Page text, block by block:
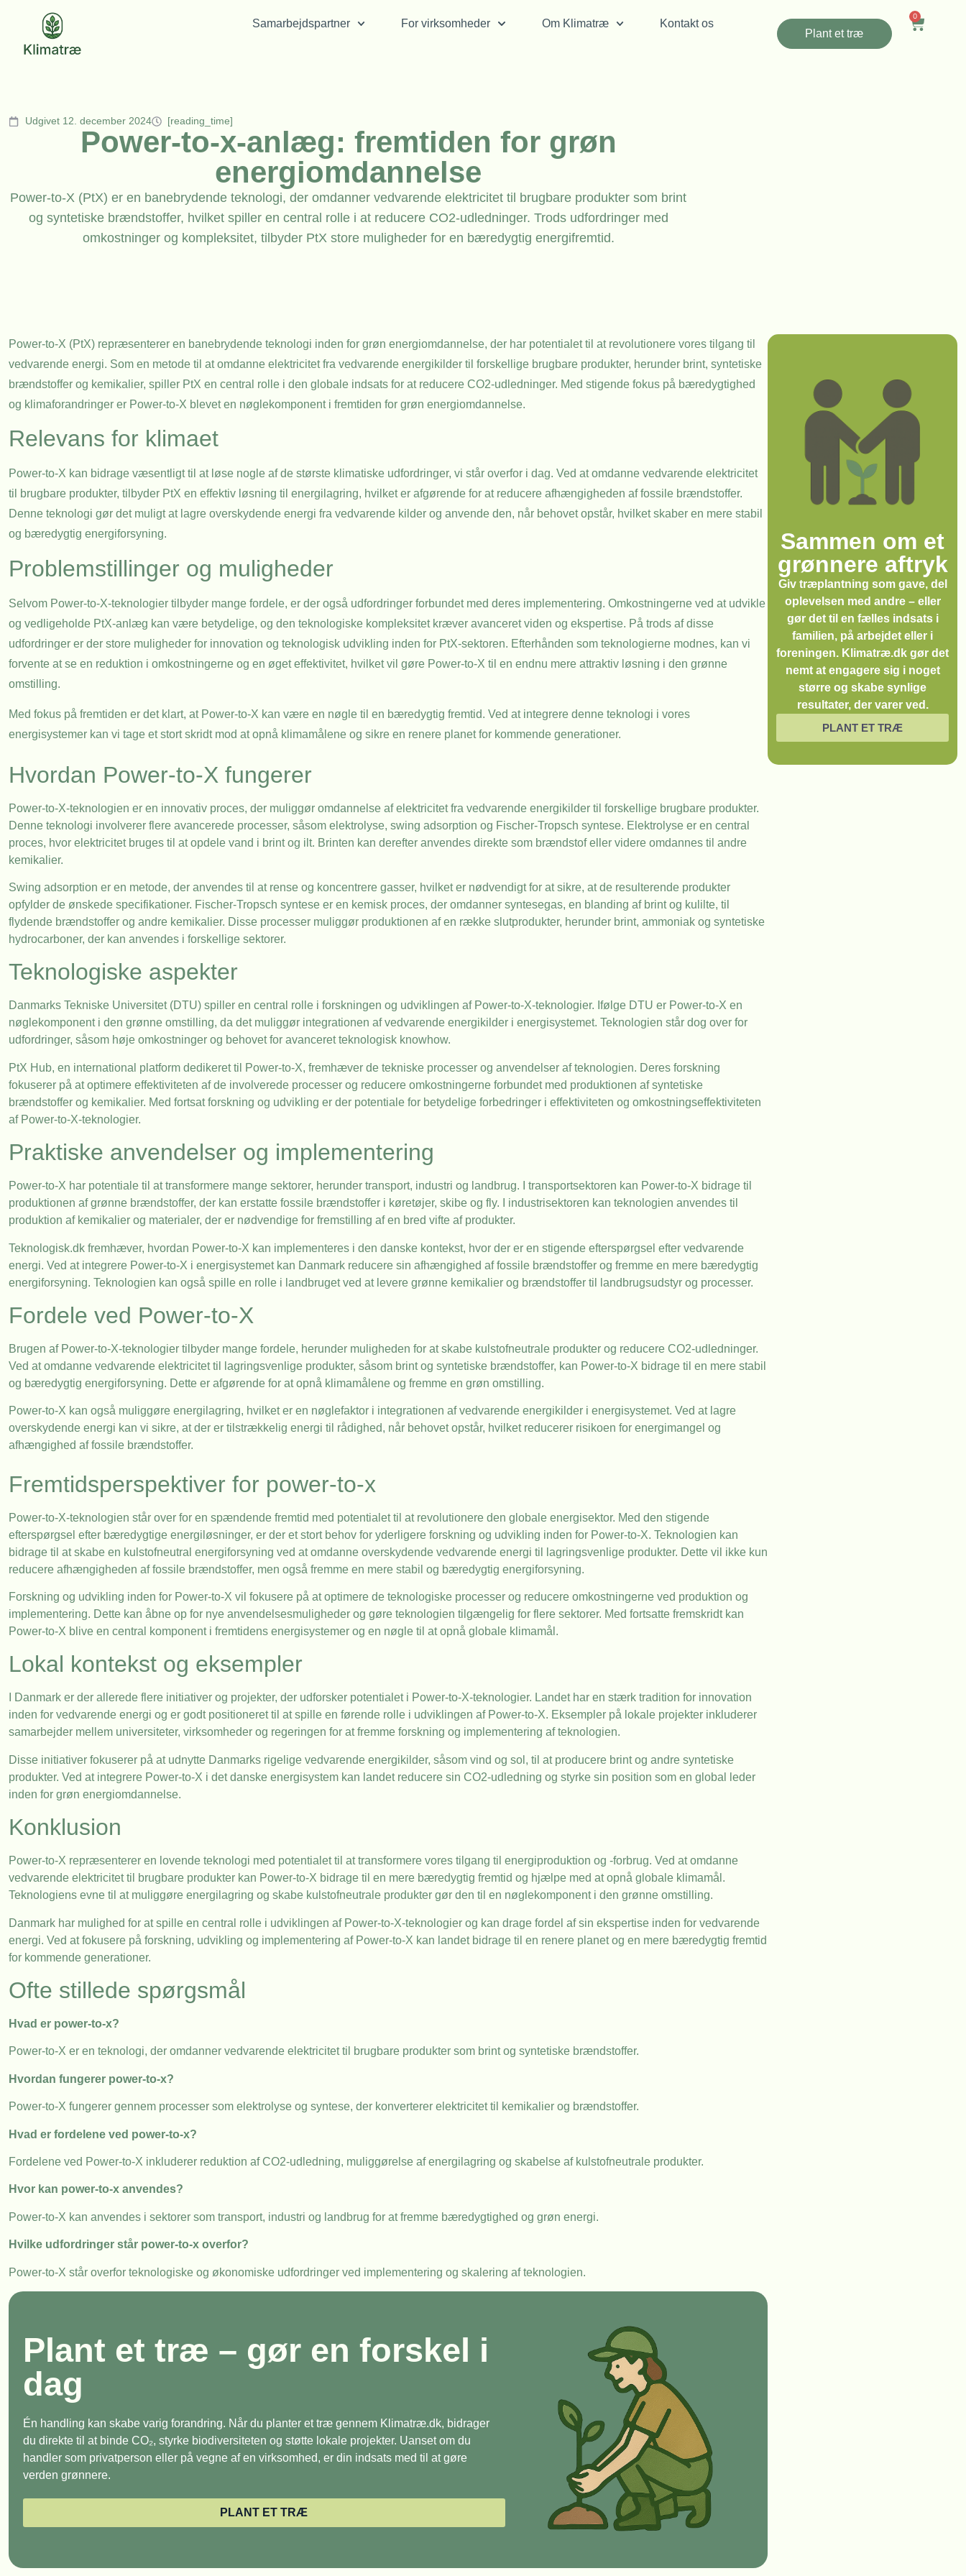
Samarbejdspartner For virksomheder Om Klimatræ
Kontakt os
Plant et træ
0
Udgivet 12. december 2024 [reading_time]
Power-to-x-anlæg: fremtiden for grøn
energiomdannelse
Power-to-X (PtX) er en banebrydende teknologi, der omdanner vedvarende elektricitet til brugbare produkter som brint
og syntetiske brændstoffer, hvilket spiller en central rolle i at reducere CO2-udledninger. Trods udfordringer med
omkostninger og kompleksitet, tilbyder PtX store muligheder for en bæredygtig energifremtid.
Power-to-X (PtX) repræsenterer en banebrydende teknologi inden for grøn energiomdannelse, der har potentialet til at revolutionere vores tilgang til
vedvarende energi. Som en metode til at omdanne elektricitet fra vedvarende energikilder til forskellige brugbare produkter, herunder brint, syntetiske
brændstoffer og kemikalier, spiller PtX en central rolle i den globale indsats for at reducere CO2-udledninger. Med stigende fokus på bæredygtighed
og klimaforandringer er Power-to-X blevet en nøglekomponent i fremtiden for grøn energiomdannelse.
Relevans for klimaet
Power-to-X kan bidrage væsentligt til at løse nogle af de største klimatiske udfordringer, vi står overfor i dag. Ved at omdanne vedvarende elektricitet
til brugbare produkter, tilbyder PtX en effektiv løsning til energilagring, hvilket er afgørende for at reducere afhængigheden af fossile brændstoffer.
Denne teknologi gør det muligt at lagre overskydende energi fra vedvarende kilder og anvende den, når behovet opstår, hvilket skaber en mere stabil
og bæredygtig energiforsyning.
Problemstillinger og muligheder
Selvom Power-to-X-teknologier tilbyder mange fordele, er der også udfordringer forbundet med deres implementering. Omkostningerne ved at udvikle
og vedligeholde PtX-anlæg kan være betydelige, og den teknologiske kompleksitet kræver avanceret viden og ekspertise. På trods af disse
udfordringer er der store muligheder for innovation og teknologisk udvikling inden for PtX-sektoren. Efterhånden som teknologierne modnes, kan vi
forvente at se en reduktion i omkostningerne og en øget effektivitet, hvilket vil gøre Power-to-X til en endnu mere attraktiv løsning i den grønne
omstilling.
Med fokus på fremtiden er det klart, at Power-to-X kan være en nøgle til en bæredygtig fremtid. Ved at integrere denne teknologi i vores
energisystemer kan vi tage et stort skridt mod at opnå klimamålene og sikre en renere planet for kommende generationer.
Hvordan Power-to-X fungerer
Power-to-X-teknologien er en innovativ proces, der muliggør omdannelse af elektricitet fra vedvarende energikilder til forskellige brugbare produkter.
Denne teknologi involverer flere avancerede processer, såsom elektrolyse, swing adsorption og Fischer-Tropsch syntese. Elektrolyse er en central
proces, hvor elektricitet bruges til at opdele vand i brint og ilt. Brinten kan derefter anvendes direkte som brændstof eller videre omdannes til andre
kemikalier.
Swing adsorption er en metode, der anvendes til at rense og koncentrere gasser, hvilket er nødvendigt for at sikre, at de resulterende produkter
opfylder de ønskede specifikationer. Fischer-Tropsch syntese er en kemisk proces, der omdanner syntesegas, en blanding af brint og kulilte, til
flydende brændstoffer og andre kemikalier. Disse processer muliggør produktionen af en række slutprodukter, herunder brint, ammoniak og syntetiske
hydrocarboner, der kan anvendes i forskellige sektorer.
Teknologiske aspekter
Danmarks Tekniske Universitet (DTU) spiller en central rolle i forskningen og udviklingen af Power-to-X-teknologier. Ifølge DTU er Power-to-X en
nøglekomponent i den grønne omstilling, da det muliggør integrationen af vedvarende energikilder i energisystemet. Teknologien står dog over for
udfordringer, såsom høje omkostninger og behovet for avanceret teknologisk knowhow.
PtX Hub, en international platform dedikeret til Power-to-X, fremhæver de tekniske processer og anvendelser af teknologien. Deres forskning
fokuserer på at optimere effektiviteten af de involverede processer og reducere omkostningerne forbundet med produktionen af syntetiske
brændstoffer og kemikalier. Med fortsat forskning og udvikling er der potentiale for betydelige forbedringer i effektiviteten og omkostningseffektiviteten
af Power-to-X-teknologier.
Praktiske anvendelser og implementering
Power-to-X har potentiale til at transformere mange sektorer, herunder transport, industri og landbrug. I transportsektoren kan Power-to-X bidrage til
produktionen af grønne brændstoffer, der kan erstatte fossile brændstoffer i køretøjer, skibe og fly. I industrisektoren kan teknologien anvendes til
produktion af kemikalier og materialer, der er nødvendige for fremstilling af en bred vifte af produkter.
Teknologisk.dk fremhæver, hvordan Power-to-X kan implementeres i den danske kontekst, hvor der er en stigende efterspørgsel efter vedvarende
energi. Ved at integrere Power-to-X i energisystemet kan Danmark reducere sin afhængighed af fossile brændstoffer og fremme en mere bæredygtig
energiforsyning. Teknologien kan også spille en rolle i landbruget ved at levere grønne kemikalier og brændstoffer til landbrugsudstyr og processer.
Fordele ved Power-to-X
Brugen af Power-to-X-teknologier tilbyder mange fordele, herunder muligheden for at skabe kulstofneutrale produkter og reducere CO2-udledninger.
Ved at omdanne vedvarende elektricitet til lagringsvenlige produkter, såsom brint og syntetiske brændstoffer, kan Power-to-X bidrage til en mere stabil
og bæredygtig energiforsyning. Dette er afgørende for at opnå klimamålene og fremme en grøn omstilling.
Power-to-X kan også muliggøre energilagring, hvilket er en nøglefaktor i integrationen af vedvarende energikilder i energisystemet. Ved at lagre
overskydende energi kan vi sikre, at der er tilstrækkelig energi til rådighed, når behovet opstår, hvilket reducerer risikoen for energimangel og
afhængighed af fossile brændstoffer.
Fremtidsperspektiver for power-to-x
Power-to-X-teknologien står over for en spændende fremtid med potentialet til at revolutionere den globale energisektor. Med den stigende
efterspørgsel efter bæredygtige energiløsninger, er der et stort behov for yderligere forskning og udvikling inden for Power-to-X. Teknologien kan
bidrage til at skabe en kulstofneutral energiforsyning ved at omdanne overskydende vedvarende energi til lagringsvenlige produkter. Dette vil ikke kun
reducere afhængigheden af fossile brændstoffer, men også fremme en mere stabil og bæredygtig energiforsyning.
Forskning og udvikling inden for Power-to-X vil fokusere på at optimere de teknologiske processer og reducere omkostningerne ved produktion og
implementering. Dette kan åbne op for nye anvendelsesmuligheder og gøre teknologien tilgængelig for flere sektorer. Med fortsatte fremskridt kan
Power-to-X blive en central komponent i fremtidens energisystemer og en nøgle til at opnå globale klimamål.
Lokal kontekst og eksempler
I Danmark er der allerede flere initiativer og projekter, der udforsker potentialet i Power-to-X-teknologier. Landet har en stærk tradition for innovation
inden for vedvarende energi og er godt positioneret til at spille en førende rolle i udviklingen af Power-to-X. Eksempler på lokale projekter inkluderer
samarbejder mellem universiteter, virksomheder og regeringen for at fremme forskning og implementering af teknologien.
Disse initiativer fokuserer på at udnytte Danmarks rigelige vedvarende energikilder, såsom vind og sol, til at producere brint og andre syntetiske
produkter. Ved at integrere Power-to-X i det danske energisystem kan landet reducere sin CO2-udledning og styrke sin position som en global leder
inden for grøn energiomdannelse.
Konklusion
Power-to-X repræsenterer en lovende teknologi med potentialet til at transformere vores tilgang til energiproduktion og -forbrug. Ved at omdanne
vedvarende elektricitet til brugbare produkter kan Power-to-X bidrage til en mere bæredygtig fremtid og hjælpe med at opnå globale klimamål.
Teknologiens evne til at muliggøre energilagring og skabe kulstofneutrale produkter gør den til en nøglekomponent i den grønne omstilling.
Danmark har mulighed for at spille en central rolle i udviklingen af Power-to-X-teknologier og kan drage fordel af sin ekspertise inden for vedvarende
energi. Ved at fokusere på forskning, udvikling og implementering af Power-to-X kan landet bidrage til en renere planet og en mere bæredygtig fremtid
for kommende generationer.
Ofte stillede spørgsmål
Hvad er power-to-x?
Power-to-X er en teknologi, der omdanner vedvarende elektricitet til brugbare produkter som brint og syntetiske brændstoffer.
Hvordan fungerer power-to-x?
Power-to-X fungerer gennem processer som elektrolyse og syntese, der konverterer elektricitet til kemikalier og brændstoffer.
Hvad er fordelene ved power-to-x?
Fordelene ved Power-to-X inkluderer reduktion af CO2-udledning, muliggørelse af energilagring og skabelse af kulstofneutrale produkter.
Hvor kan power-to-x anvendes?
Power-to-X kan anvendes i sektorer som transport, industri og landbrug for at fremme bæredygtighed og grøn energi.
Hvilke udfordringer står power-to-x overfor?
Power-to-X står overfor teknologiske og økonomiske udfordringer ved implementering og skalering af teknologien.
Plant et træ – gør en forskel i
dag
Én handling kan skabe varig forandring. Når du planter et træ gennem Klimatræ.dk, bidrager
du direkte til at binde CO₂, styrke biodiversiteten og støtte lokale projekter. Uanset om du
handler som privatperson eller på vegne af en virksomhed, er din indsats med til at gøre
verden grønnere.
PLANT ET TRÆ
Sammen om et
grønnere aftryk
Giv træplantning som gave, del
oplevelsen med andre – eller
gør det til en fælles indsats i
familien, på arbejdet eller i
foreningen. Klimatræ.dk gør det
nemt at engagere sig i noget
større og skabe synlige
resultater, der varer ved.
PLANT ET TRÆ